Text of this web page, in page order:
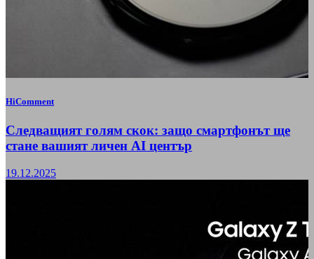
HiComment
Следващият голям скок: защо смартфонът ще
стане вашият личен AI център
19.12.2025